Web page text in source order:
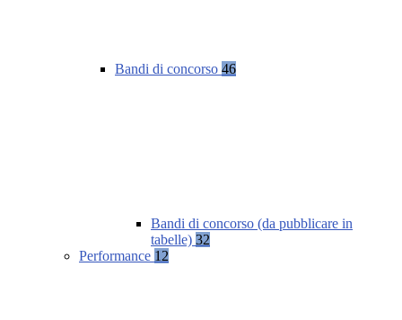
Bandi di concorso 46
Bandi di concorso (da pubblicare in
tabelle) 32
Performance 12